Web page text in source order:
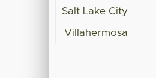
Salt Lake City
Villahermosa